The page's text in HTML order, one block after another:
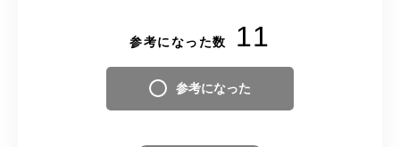
参考になった数 11
参考になった